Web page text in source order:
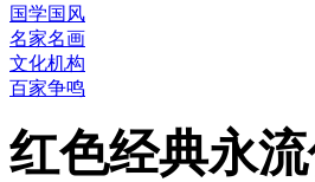
国学国风
名家名画
文化机构
百家争鸣
红色经典永